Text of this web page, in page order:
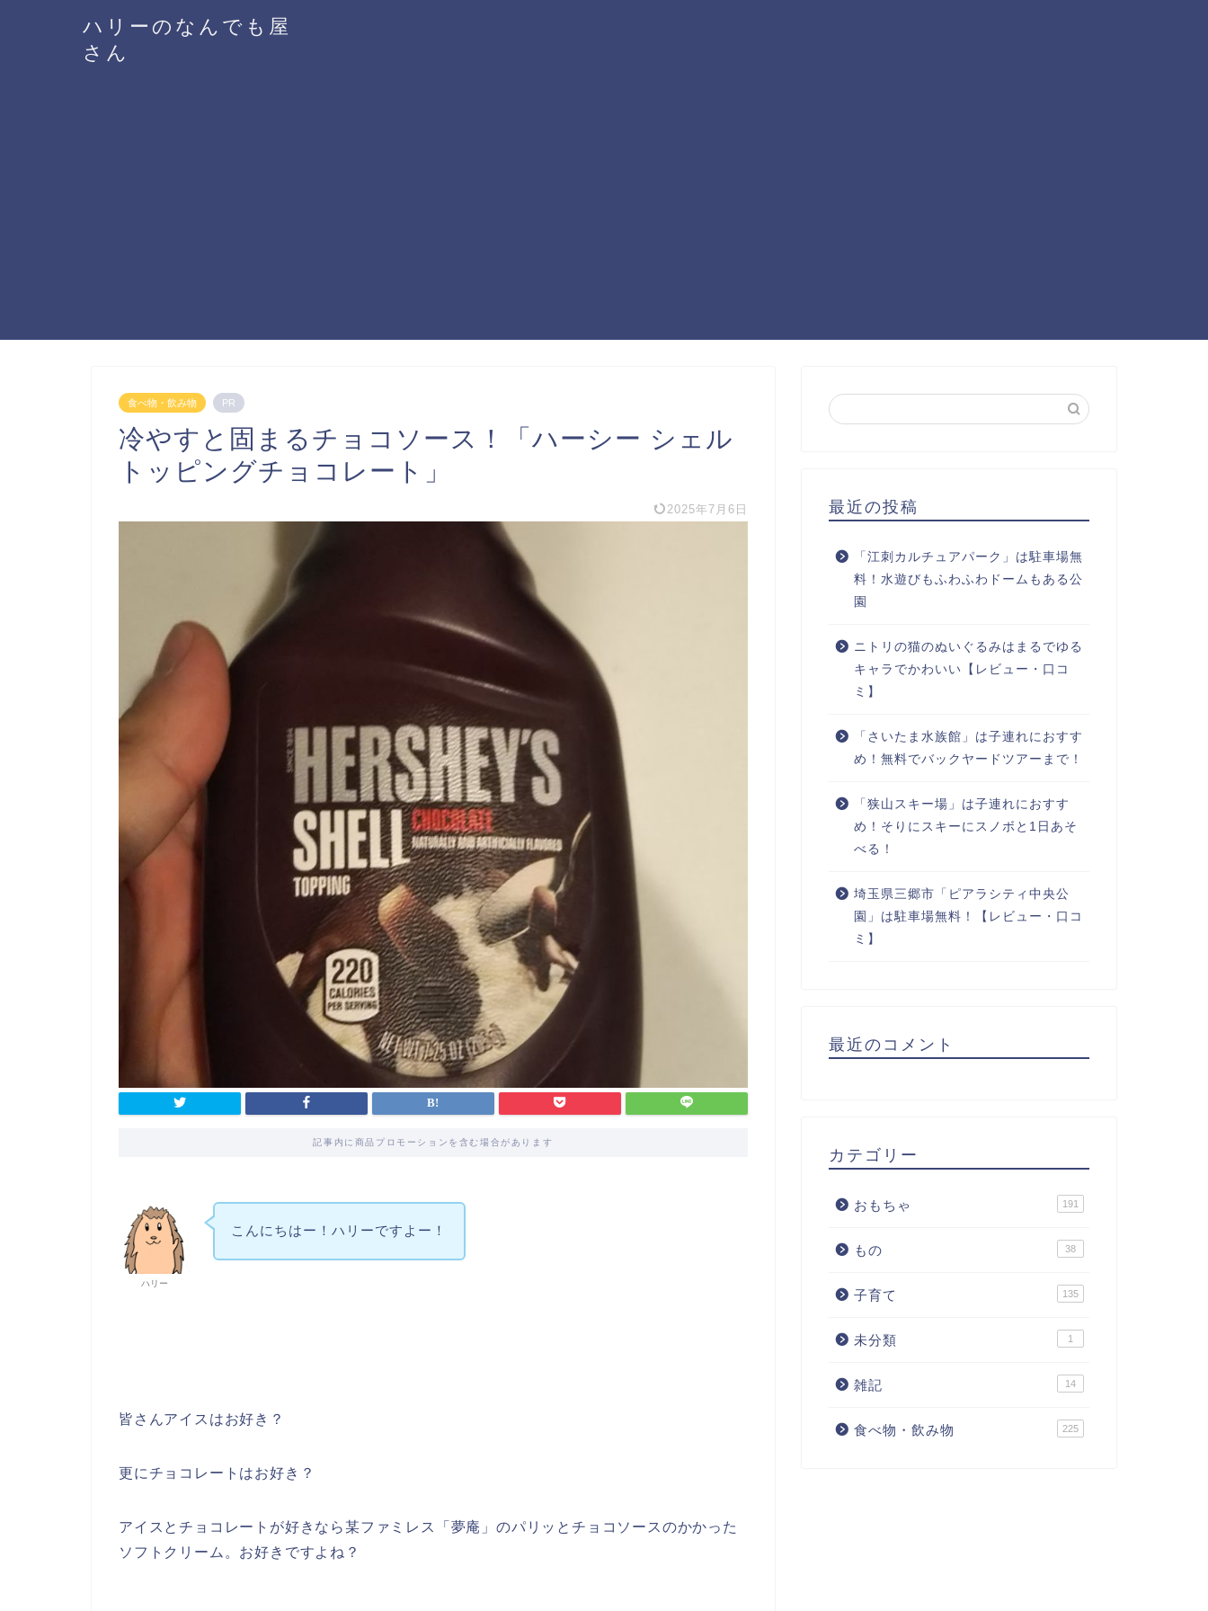
ハリーのなんでも屋
さん
食べ物・飲み物 PR
冷やすと固まるチョコソース！「ハーシー シェル
トッピングチョコレート」
2025年7月6日
記事内に商品プロモーションを含む場合があります
ハリー
こんにちはー！ハリーですよー！
皆さんアイスはお好き？
更にチョコレートはお好き？
アイスとチョコレートが好きなら某ファミレス「夢庵」のパリッとチョコソースのかかった
ソフトクリーム。お好きですよね？
最近の投稿
「江刺カルチュアパーク」は駐車場無
料！水遊びもふわふわドームもある公
園
ニトリの猫のぬいぐるみはまるでゆる
キャラでかわいい【レビュー・口コ
ミ】
「さいたま水族館」は子連れにおすす
め！無料でバックヤードツアーまで！
「狭山スキー場」は子連れにおすす
め！そりにスキーにスノボと1日あそ
べる！
埼玉県三郷市「ピアラシティ中央公
園」は駐車場無料！【レビュー・口コ
ミ】
最近のコメント
カテゴリー
おもちゃ 191
もの 38
子育て 135
未分類 1
雑記 14
食べ物・飲み物 225